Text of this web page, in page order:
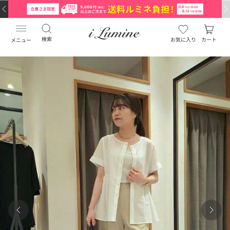
メニュー 検索 お気に入り カート